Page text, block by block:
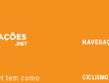
tem como
CICLISMO